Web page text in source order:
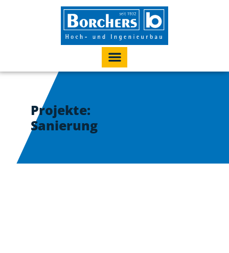
Projekte:
Sanierung